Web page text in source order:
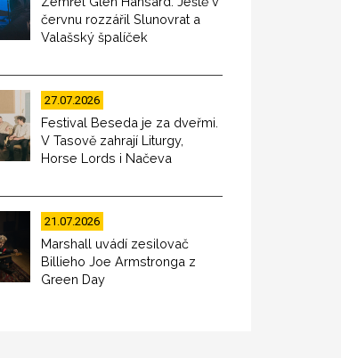
červnu rozzářil Slunovrat a
Valašský špalíček
27.07.2026
Festival Beseda je za dveřmi.
V Tasově zahrají Liturgy,
Horse Lords i Načeva
21.07.2026
Marshall uvádí zesilovač
Billieho Joe Armstronga z
Green Day